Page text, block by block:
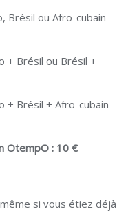
Brésil ou Afro-cubain
+ Brésil ou Brésil +
+ Brésil + Afro-cubain
OtempO : 10 €
si vous étiez déjà